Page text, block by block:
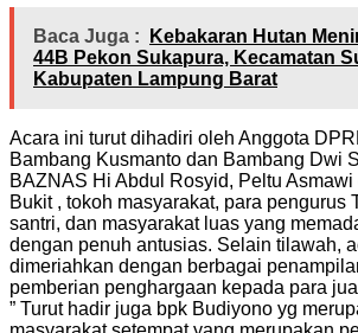
Baca Juga :
Kebakaran Hutan
44B Pekon Sukapura, Kecamatan
Kabupaten Lampung Barat
Acara ini turut dihadiri oleh Anggota
Bambang Kusmanto dan Bambang Dwi
BAZNAS Hi Abdul Rosyid, Peltu
Bukit , tokoh masyarakat, para pengurus
santri, dan masyarakat luas yang
dengan penuh antusias. Selain tilawah,
dimeriahkan dengan berbagai
pemberian penghargaan kepada para
” Turut hadir juga bpk Budiyono yg